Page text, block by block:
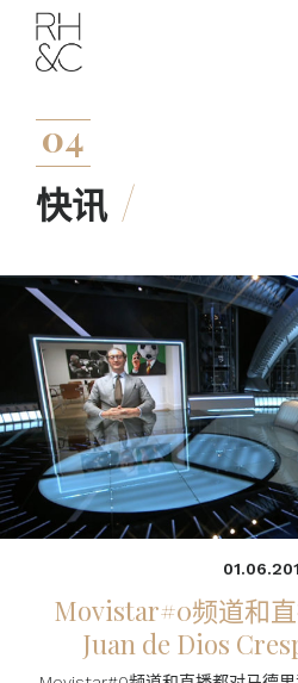
04
快讯
Movistar#0频道和
Juan de Dios